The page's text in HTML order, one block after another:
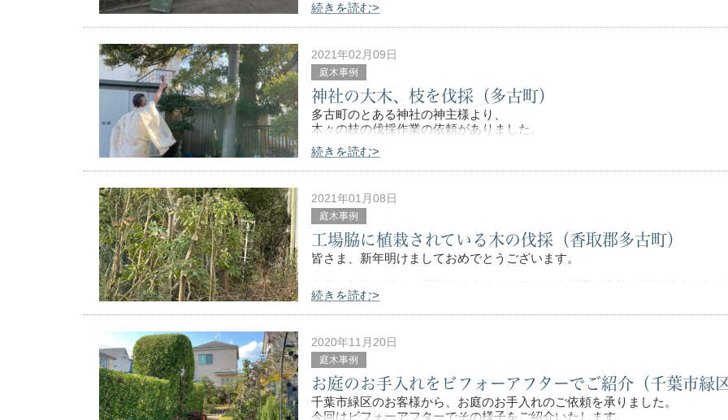
植木仲間に頼まれて、松の手入れをすることになりまして、
颯爽と現場に駆けつけました。
松の種類は「クロマツ」です。
続きを読む>
2021年02月09日
庭木事例
神社の大木、枝を伐採（多古町）
多古町のとある神社の神主様より、
木々の枝の伐採作業の依頼がありました。
恐らく「神社ならでは」だと思うのですが、
伐採前には神主様が祈祷してくださいました。
調べてみると、どうやら『樹木祓
続きを読む>
2021年01月08日
庭木事例
工場脇に植栽されている木の伐採（香取郡多古町）
皆さま、新年明けましておめでとうございます。
されますが、
大木植木はお客様にご満足いただけるよう最善を尽くします。
続きを読む>
2020年11月20日
庭木事例
お庭のお手入れをビフォーアフターでご紹介（千葉市緑区
千葉市緑区のお客様から、お庭のお手入れのご依頼を承りました。
今回はビフォーアフターでその様子をご紹介いたします。